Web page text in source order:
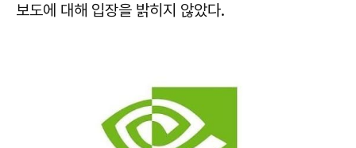
보도에 대해 입장을 밝히지 않았다.